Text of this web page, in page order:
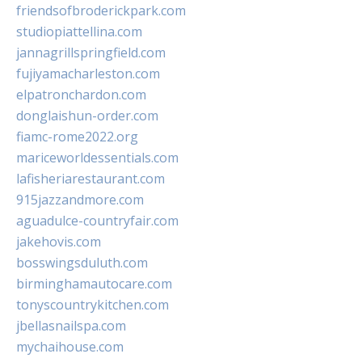
friendsofbroderickpark.com
studiopiattellina.com
jannagrillspringfield.com
fujiyamacharleston.com
elpatronchardon.com
donglaishun-order.com
fiamc-rome2022.org
mariceworldessentials.com
lafisheriarestaurant.com
915jazzandmore.com
aguadulce-countryfair.com
jakehovis.com
bosswingsduluth.com
birminghamautocare.com
tonyscountrykitchen.com
jbellasnailspa.com
mychaihouse.com